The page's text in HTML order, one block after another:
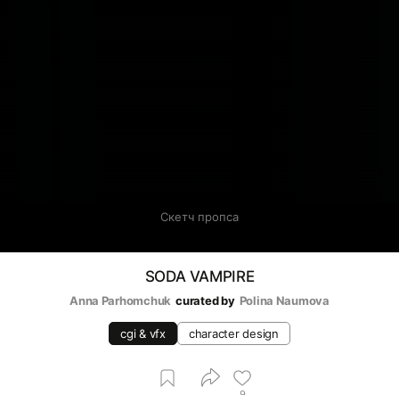
Скетч пропса
SODA VAMPIRE
Anna Parhomchuk curated by Polina Naumova
cgi & vfx character design